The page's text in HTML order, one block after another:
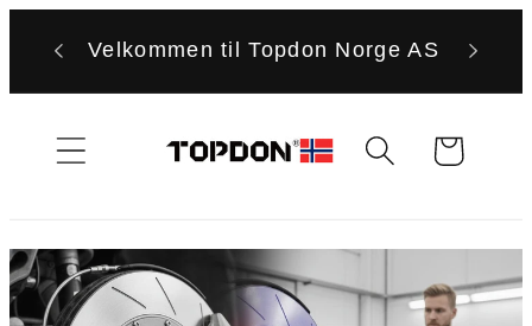
videre til
Velkommen til Topdon Norge AS
Handlekurv